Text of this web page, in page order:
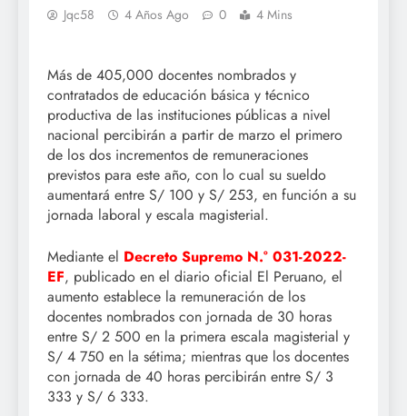
Jqc58 4 Años Ago 0 4 Mins
Más de 405,000 docentes nombrados y
contratados de educación básica y técnico
productiva de las instituciones públicas a nivel
nacional percibirán a partir de marzo el primero
de los dos incrementos de remuneraciones
previstos para este año, con lo cual su sueldo
aumentará entre S/ 100 y S/ 253, en función a su
jornada laboral y escala magisterial.
Mediante el Decreto Supremo N.° 031-2022-
EF, publicado en el diario oficial El Peruano, el
aumento establece la remuneración de los
docentes nombrados con jornada de 30 horas
entre S/ 2 500 en la primera escala magisterial y
S/ 4 750 en la sétima; mientras que los docentes
con jornada de 40 horas percibirán entre S/ 3
333 y S/ 6 333.